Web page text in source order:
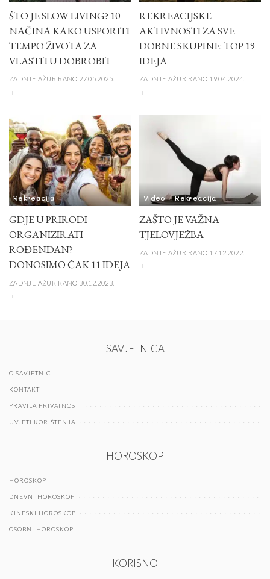
ŠTO JE SLOW LIVING? 10
NAČINA KAKO USPORITI
TEMPO ŽIVOTA ZA
VLASTITU DOBROBIT
ZADNJE AŽURIRANO 27.05.2025.
REKREACIJSKE
AKTIVNOSTI ZA SVE
DOBNE SKUPINE: TOP 19
IDEJA
ZADNJE AŽURIRANO 19.04.2024.
Rekreacija
GDJE U PRIRODI
ORGANIZIRATI
ROĐENDAN?
DONOSIMO ČAK 11 IDEJA
ZADNJE AŽURIRANO 30.12.2023.
Video Rekreacija
ZAŠTO JE VAŽNA
TJELOVJEŽBA
ZADNJE AŽURIRANO 17.12.2022.
SAVJETNICA
O SAVJETNICI
KONTAKT
PRAVILA PRIVATNOSTI
UVJETI KORIŠTENJA
HOROSKOP
HOROSKOP
DNEVNI HOROSKOP
KINESKI HOROSKOP
OSOBNI HOROSKOP
KORISNO